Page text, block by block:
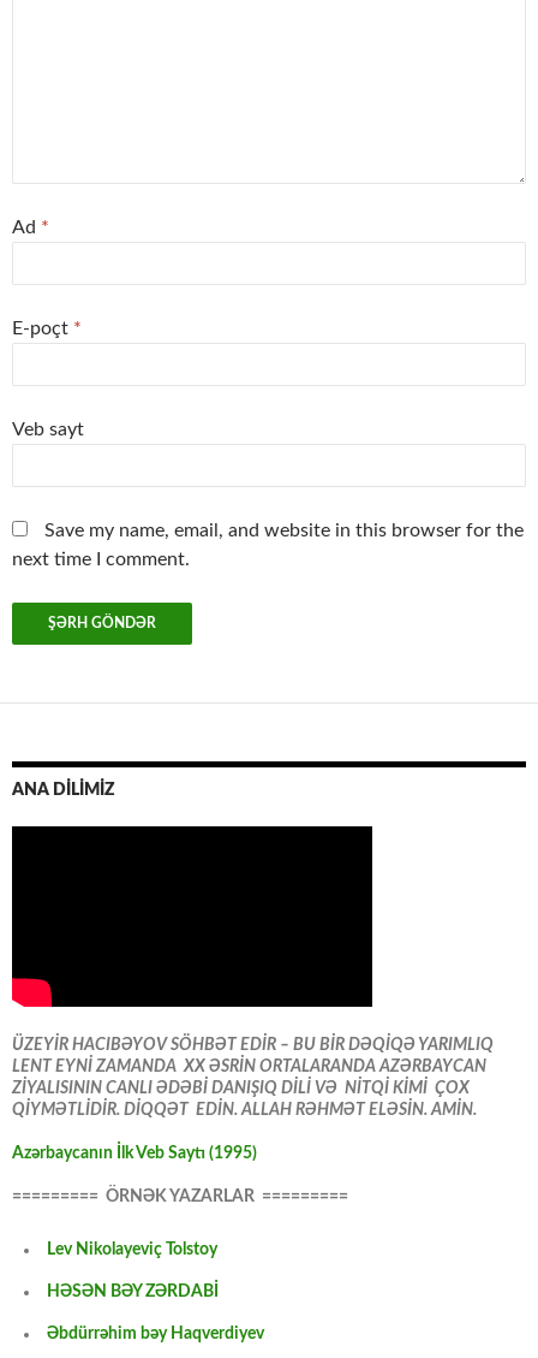
Ad *
E-poçt *
Veb sayt
Save my name, email, and website in this browser for the
next time I comment.
ANA DİLİMİZ
ÜZEYİR HACIBƏYOV SÖHBƏT EDİR – BU BİR DƏQİQƏ YARIMLIQ
LENT EYNİ ZAMANDA XX ƏSRİN ORTALARANDA AZƏRBAYCAN
ZİYALISININ CANLI ƏDƏBİ DANIŞIQ DİLİ VƏ NİTQİ KİMİ ÇOX
QİYMƏTLİDİR. DİQQƏT EDİN. ALLAH RƏHMƏT ELƏSİN. AMİN.
Azərbaycanın İlk Veb Saytı (1995)
========= ÖRNƏK YAZARLAR =========
Lev Nikolayeviç Tolstoy
HƏSƏN BƏY ZƏRDABİ
Əbdürrəhim bəy Haqverdiyev